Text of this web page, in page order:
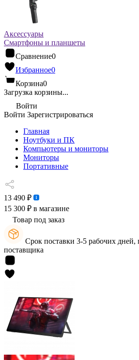
Аксессуары
Смартфоны и планшеты
Сравнение0
Избранное0
Корзина0
Загрузка корзины...
Войти
Войти Зарегистрироваться
Главная
Ноутбуки и ПК
Компьютеры и мониторы
Мониторы
Портативные
13 490 ₽
15 300 ₽ в магазине
Товар под заказ
Срок поставки 3-5 рабочих дней,
поставщика